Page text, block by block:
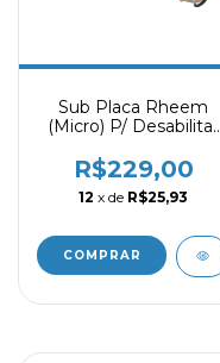
Sub Placa Rheem
(Micro) P/ Desabilitar
R$229,00
12 x de R$25,93